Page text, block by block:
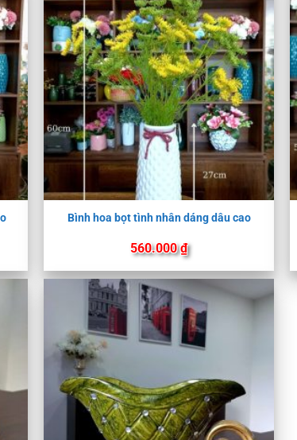
Bình hoa bọt tình nhân dáng dâu cao
560.000₫